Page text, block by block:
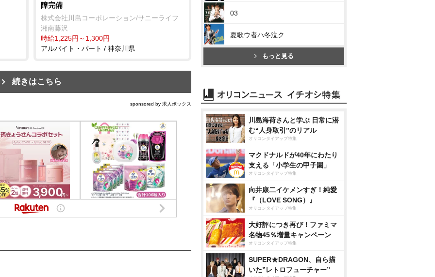
障完備
株式会社川島コーポレーション/サニーライフ
湘南藤沢
時給1,225円～1,300円
アルバイト・パート / 神奈川県
続きはこちら
sponsored by 求人ボックス
03
夏歌ウ者ハ冬泣ク
もっと見る
川島海荷さんと学ぶ 日常に潜
む“人身取引”のリアル
オリコンタイアップ特集
マクドナルドが40年にわたり
支える「小学生の甲子園」
オリコンタイアップ特集
向井康二イケメンすぎ！純愛
『（LOVE SONG）』
オリコンタイアップ特集
大好評につき再び！ファミマ
名物45％増量キャンペーン
オリコンタイアップ特集
SUPER★DRAGON、自ら描
いた”レトロフューチャー”